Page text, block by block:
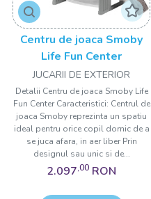
Centru de joaca Smoby
Life Fun Center
JUCARII DE EXTERIOR
Detalii Centru de joaca Smoby Life
Fun Center Caracteristici: Centrul de
joaca Smoby reprezinta un spatiu
ideal pentru orice copil dornic de a
se juca afara, in aer liber Prin
designul sau unic si de...
2.097,00 RON